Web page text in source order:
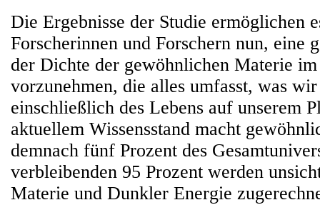
Die Ergebnisse der Studie ermöglichen
Forscherinnen und Forschern nun, eine
der Dichte der gewöhnlichen Materie
vorzunehmen, die alles umfasst, was
einschließlich des Lebens auf unserem
aktuellem Wissensstand macht
demnach fünf Prozent des
verbleibenden 95 Prozent werden
Materie und Dunkler Energie